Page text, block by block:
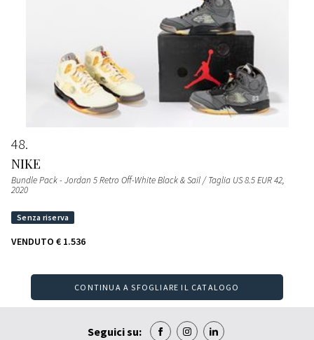
48
NIKE
Bundle Pack - Jordan 5 Retro Off-White Black & Sail / Taglia US 8.5 EUR 42,
2020
VENDUTO € 1.536
CONTINUA A SFOGLIARE IL CATALOGO
Seguici su: